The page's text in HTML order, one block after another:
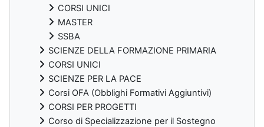
CORSI UNICI
MASTER
SSBA
SCIENZE DELLA FORMAZIONE PRIMARIA
CORSI UNICI
SCIENZE PER LA PACE
Corsi OFA (Obblighi Formativi Aggiuntivi)
CORSI PER PROGETTI
Corso di Specializzazione per il Sostegno